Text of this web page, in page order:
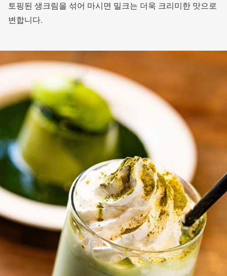
토핑된 생크림을 섞어 마시면 밀크는 더욱 크리미한 맛으로
변합니다.